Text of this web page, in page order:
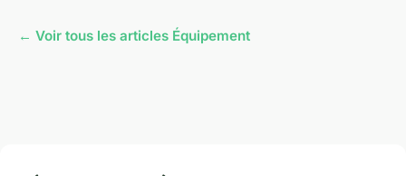
← Voir tous les articles Équipement